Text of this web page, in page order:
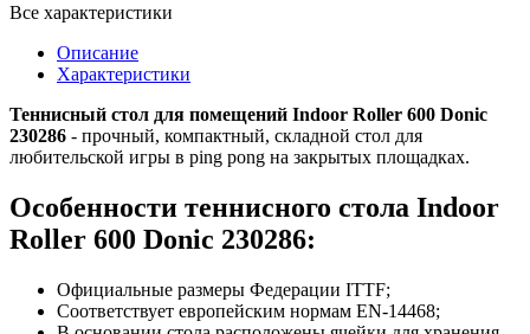
Все характеристики
Описание
Характеристики
Теннисный стол для помещений Indoor Roller 600 Donic
230286 - прочный, компактный, складной стол для
любительской игры в ping pong на закрытых площадках.
Особенности теннисного стола Indoor
Roller 600 Donic 230286:
Официальные размеры Федерации ITTF;
Соответствует европейским нормам EN-14468;